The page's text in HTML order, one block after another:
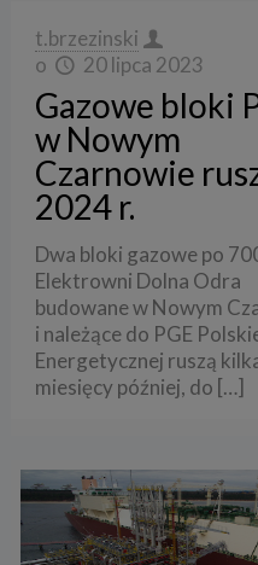
t.brzezinski
o
20 lipca 2023
Gazowe bloki
w Nowym
Czarnowie
2024 r.
Dwa bloki gazowe po
Elektrowni Dolna Odra
budowane w Nowym
i należące do PGE
Energetycznej ruszą
miesięcy później, do […]